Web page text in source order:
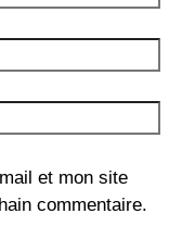
et mon site
commentaire.